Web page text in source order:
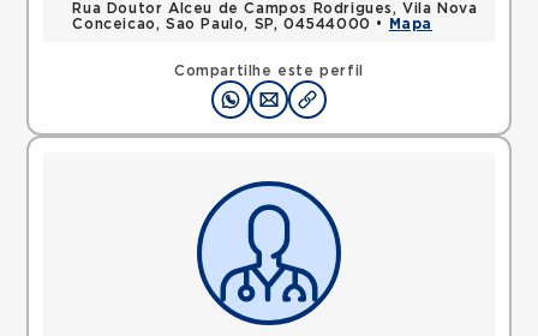
Compartilhe este perfil
Rua Doutor Alceu de Campos Rodrigues, Vila Nova
Conceicao, Sao Paulo, SP, 04544000 •
Mapa